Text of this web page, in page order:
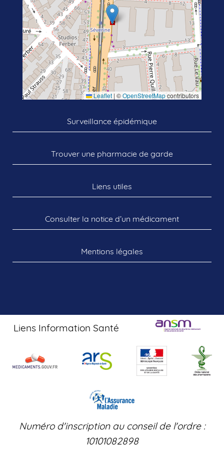
Leaflet | ©OpenStreetMapcontributors
Surveillance épidémique
Trouver une pharmacie de garde
Liens utiles
Consulter la notice d’un médicament
Mentions légales
Liens Information Santé
Numéro d'inscription au conseil de l'ordre :
10101082898